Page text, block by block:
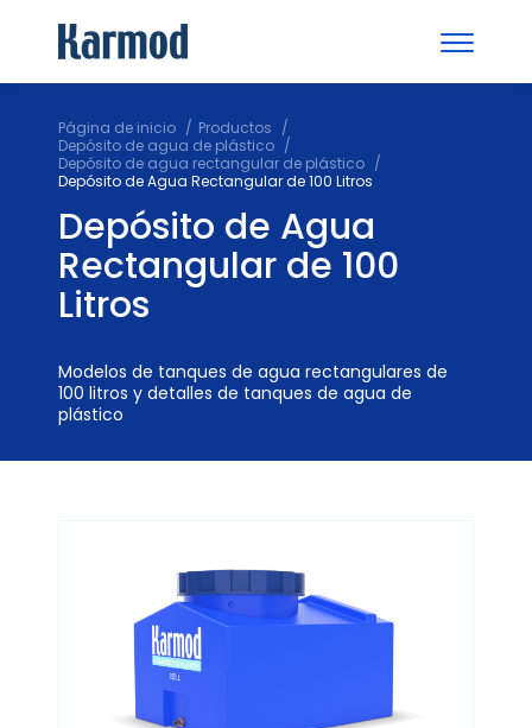
Página de inicio
Productos
Depósito de agua de plástico
Depósito de agua rectangular de plástico
Depósito de Agua Rectangular de 100 Litros
Depósito de Agua
Rectangular de 100
Litros
Modelos de tanques de agua rectangulares de
100 litros y detalles de tanques de agua de
plástico